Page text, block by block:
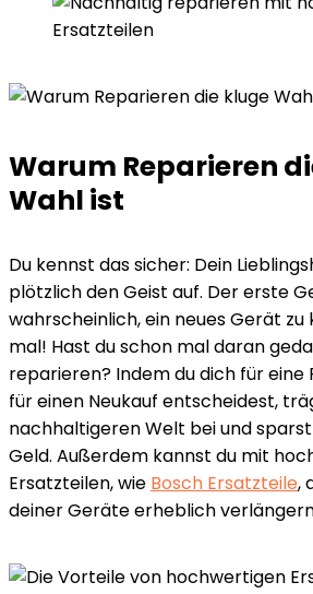
Warum Reparieren
Wahl ist
Du kennst das sicher: Dein
plötzlich den Geist auf. Der erste
wahrscheinlich, ein neues Gerät
mal! Hast du schon mal daran
reparieren? Indem du dich für
für einen Neukauf entscheidest,
nachhaltigeren Welt bei und
Geld. Außerdem kannst du mit
Ersatzteilen, wie Bosch Ersatzteile,
deiner Geräte erheblich